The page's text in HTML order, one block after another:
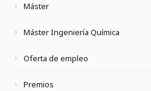
Máster
Máster Ingeniería Química
Oferta de empleo
Premios